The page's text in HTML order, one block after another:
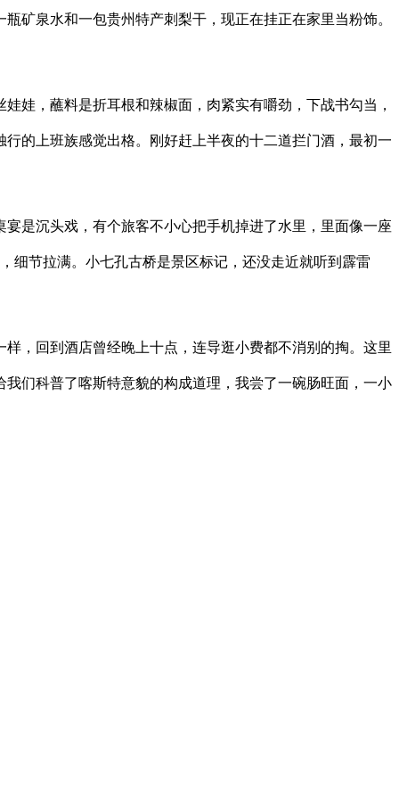
泉水和一包贵州特产刺梨干，现正在挂正在家里当粉饰。
，蘸料是折耳根和辣椒面，肉紧实有嚼劲，下战书勾当，
的上班族感觉出格。刚好赶上半夜的十二道拦门酒，最初一
是沉头戏，有个旅客不小心把手机掉进了水里，里面像一座
细节拉满。小七孔古桥是景区标记，还没走近就听到霹雷
回到酒店曾经晚上十点，连导逛小费都不消别的掏。这里
们科普了喀斯特意貌的构成道理，我尝了一碗肠旺面，一小